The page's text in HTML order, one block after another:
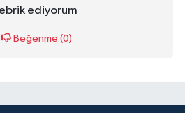
ediyorum
Beğenme (0)